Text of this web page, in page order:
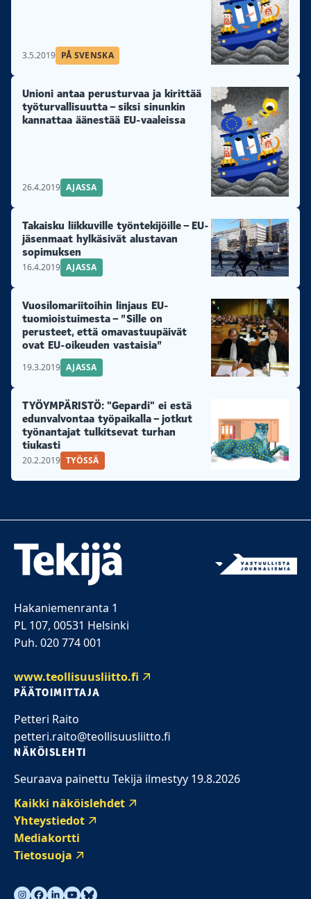
3.5.2019 PÅ SVENSKA
Unioni antaa perusturvaa ja kirittää
työturvallisuutta – siksi sinunkin
kannattaa äänestää EU-vaaleissa
26.4.2019 AJASSA
Takaisku liikkuville työntekijöille – EU-
jäsenmaat hylkäsivät alustavan
sopimuksen
16.4.2019 AJASSA
Vuosilomariitoihin linjaus EU-
tuomioistuimesta – ”Sille on
perusteet, että omavastuupäivät
ovat EU-oikeuden vastaisia”
19.3.2019 AJASSA
TYÖYMPÄRISTÖ: "Gepardi" ei estä
edunvalvontaa työpaikalla – jotkut
työnantajat tulkitsevat turhan
tiukasti
20.2.2019 TYÖSSÄ
Hakaniemenranta 1
PL 107, 00531 Helsinki
Puh. 020 774 001
www.teollisuusliitto.fi
PÄÄTOIMITTAJA
Petteri Raito
petteri.raito@teollisuusliitto.fi
NÄKÖISLEHTI
Seuraava painettu Tekijä ilmestyy 19.8.2026
Kaikki näköislehdet
Yhteystiedot
Mediakortti
Tietosuoja